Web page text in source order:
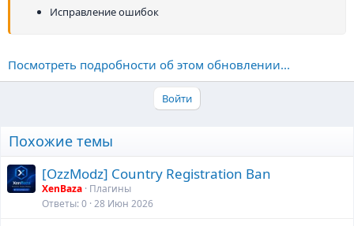
Исправление ошибок
Посмотреть подробности об этом обновлении...
Войти
Похожие темы
[OzzModz] Country Registration Ban
XenBaza Плагины
Ответы 0 28 Июн 2026